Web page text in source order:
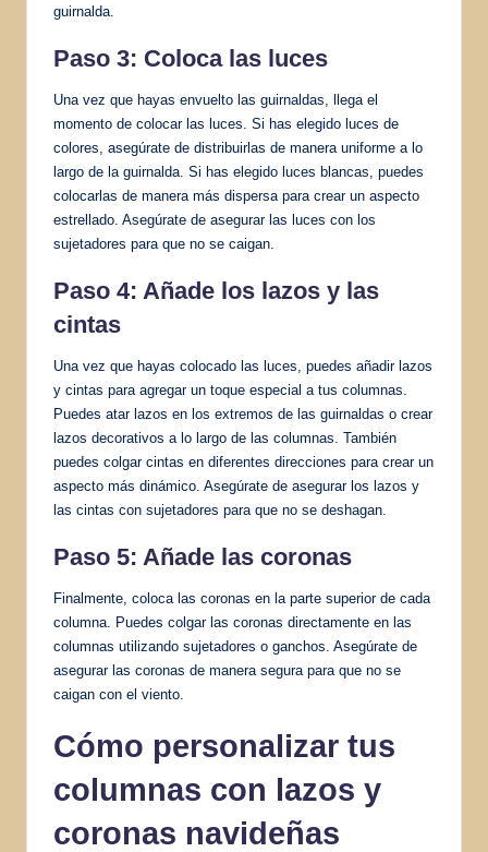
guirnalda.
Paso 3: Coloca las luces
Una vez que hayas envuelto las guirnaldas, llega el
momento de colocar las luces. Si has elegido luces de
colores, asegúrate de distribuirlas de manera uniforme a lo
largo de la guirnalda. Si has elegido luces blancas, puedes
colocarlas de manera más dispersa para crear un aspecto
estrellado. Asegúrate de asegurar las luces con los
sujetadores para que no se caigan.
Paso 4: Añade los lazos y las
cintas
Una vez que hayas colocado las luces, puedes añadir lazos
y cintas para agregar un toque especial a tus columnas.
Puedes atar lazos en los extremos de las guirnaldas o crear
lazos decorativos a lo largo de las columnas. También
puedes colgar cintas en diferentes direcciones para crear un
aspecto más dinámico. Asegúrate de asegurar los lazos y
las cintas con sujetadores para que no se deshagan.
Paso 5: Añade las coronas
Finalmente, coloca las coronas en la parte superior de cada
columna. Puedes colgar las coronas directamente en las
columnas utilizando sujetadores o ganchos. Asegúrate de
asegurar las coronas de manera segura para que no se
caigan con el viento.
Cómo personalizar tus
columnas con lazos y
coronas navideñas